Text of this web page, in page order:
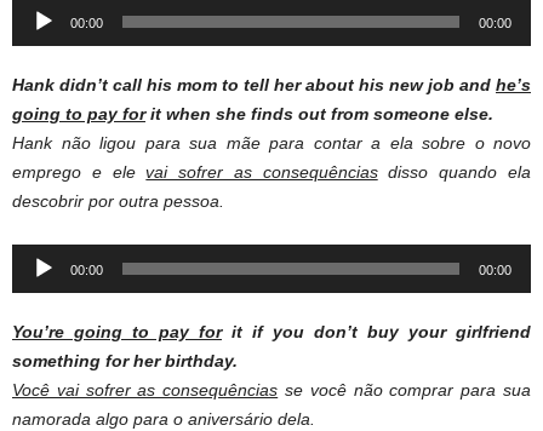
Audio
00:00 00:00
Hank didn’t call his mom to tell her about his new job and he’s
going to pay forit when she finds out from someone else.
Hank não ligou para sua mãe para contar a ela sobre o novo
emprego e elevai sofrer as consequênciasdisso quando ela
descobrir por outra pessoa.
Audio
00:00 00:00
You’re going to pay forit if you don’t buy your girlfriend
something for her birthday.
Você vai sofrer as consequências se você não comprar para sua
namorada algo para o aniversário dela.